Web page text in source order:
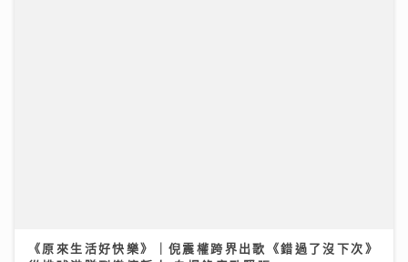
《原來生活好快樂》｜倪震權跨界出歌《錯過了沒下次》